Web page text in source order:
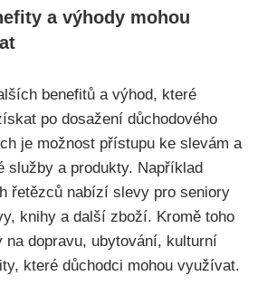
a výhody mohou
benefitů a výhod, které
po dosažení důchodového
je možnost přístupu ke slevám a
služby a produkty. Například
řetězců nabízí slevy pro seniory
knihy a další zboží. Kromě toho
dopravu, ubytování, kulturní
které důchodci mohou využívat.